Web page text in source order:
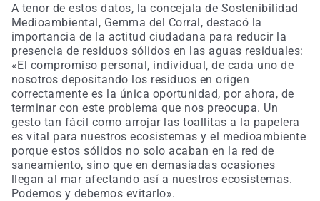
A tenor de estos datos, la concejala de Sostenibilidad
Medioambiental, Gemma del Corral, destacó la
importancia de la actitud ciudadana para reducir la
presencia de residuos sólidos en las aguas residuales:
«El compromiso personal, individual, de cada uno de
nosotros depositando los residuos en origen
correctamente es la única oportunidad, por ahora, de
terminar con este problema que nos preocupa. Un
gesto tan fácil como arrojar las toallitas a la papelera
es vital para nuestros ecosistemas y el medioambiente
porque estos sólidos no solo acaban en la red de
saneamiento, sino que en demasiadas ocasiones
llegan al mar afectando así a nuestros ecosistemas.
Podemos y debemos evitarlo».